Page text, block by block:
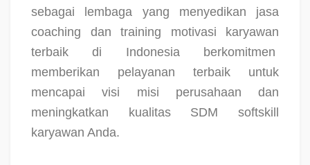
sebagai lembaga yang menyedikan jasa
coaching dan training motivasi karyawan
terbaik di Indonesia berkomitmen
memberikan pelayanan terbaik untuk
mencapai visi misi perusahaan dan
meningkatkan kualitas SDM softskill
karyawan Anda.